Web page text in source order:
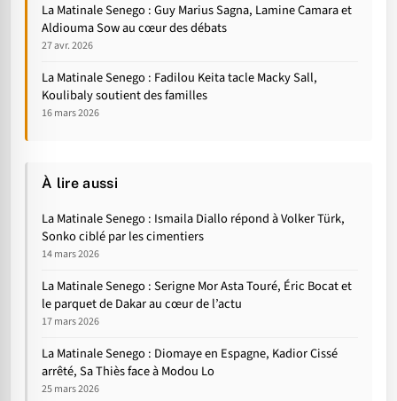
La Matinale Senego : Guy Marius Sagna, Lamine Camara et
Aldiouma Sow au cœur des débats
27 avr. 2026
La Matinale Senego : Fadilou Keita tacle Macky Sall,
Koulibaly soutient des familles
16 mars 2026
À lire aussi
La Matinale Senego : Ismaila Diallo répond à Volker Türk,
Sonko ciblé par les cimentiers
14 mars 2026
La Matinale Senego : Serigne Mor Asta Touré, Éric Bocat et
le parquet de Dakar au cœur de l’actu
17 mars 2026
La Matinale Senego : Diomaye en Espagne, Kadior Cissé
arrêté, Sa Thiès face à Modou Lo
25 mars 2026